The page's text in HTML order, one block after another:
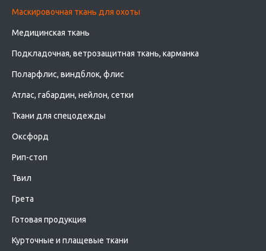
Маскировочная ткань для охоты
Медицинская ткань
Подкладочная, ветрозащитная ткань, карманка
Поларфлис, виндблок, флис
Атлас, габардин, нейлон, сетки
Ткани для спецодежды
Оксфорд
Рип-стоп
Твил
Грета
Готовая продукция
Курточные и плащевые ткани